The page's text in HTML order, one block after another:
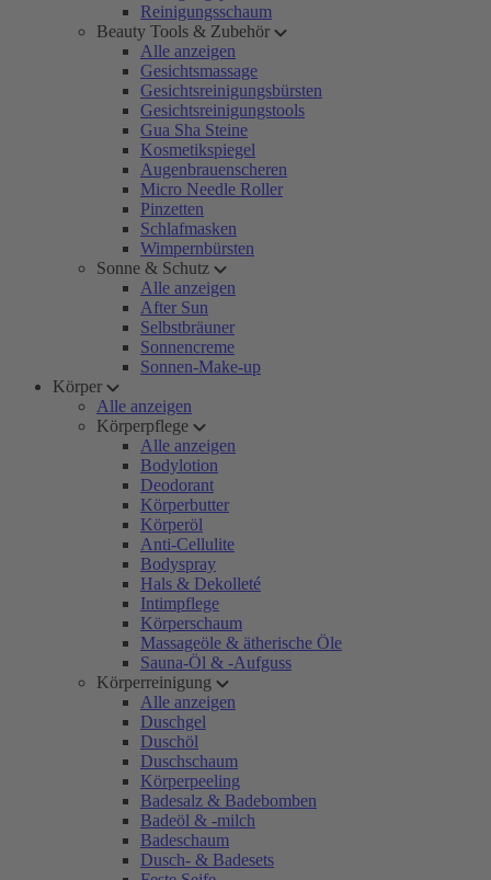
Reinigungsschaum
Beauty Tools & Zubehör
Alle anzeigen
Gesichtsmassage
Gesichtsreinigungsbürsten
Gesichtsreinigungstools
Gua Sha Steine
Kosmetikspiegel
Augenbrauenscheren
Micro Needle Roller
Pinzetten
Schlafmasken
Wimpernbürsten
Sonne & Schutz
Alle anzeigen
After Sun
Selbstbräuner
Sonnencreme
Sonnen-Make-up
Körper
Alle anzeigen
Körperpflege
Alle anzeigen
Bodylotion
Deodorant
Körperbutter
Körperöl
Anti-Cellulite
Bodyspray
Hals & Dekolleté
Intimpflege
Körperschaum
Massageöle & ätherische Öle
Sauna-Öl & -Aufguss
Körperreinigung
Alle anzeigen
Duschgel
Duschöl
Duschschaum
Körperpeeling
Badesalz & Badebomben
Badeöl & -milch
Badeschaum
Dusch- & Badesets